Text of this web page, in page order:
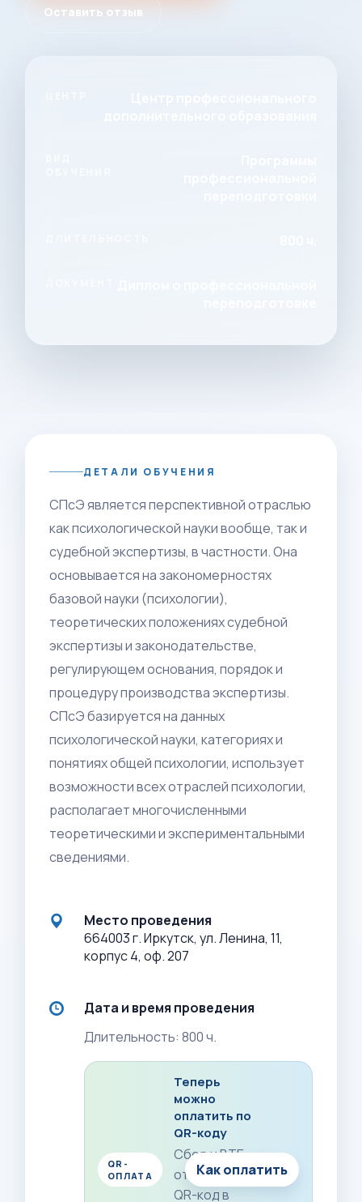
Оставить отзыв
ДЕТАЛИ ОБУЧЕНИЯ
СПсЭ является перспективной отраслью
как психологической науки вообще, так и
судебной экспертизы, в частности. Она
основывается на закономерностях
базовой науки (психологии),
теоретических положениях судебной
экспертизы и законодательстве,
регулирующем основания, порядок и
процедуру производства экспертизы.
СПсЭ базируется на данных
психологической науки, категориях и
понятиях общей психологии, использует
возможности всех отраслей психологии,
располагает многочисленными
теоретическими и экспериментальными
сведениями.
Место проведения
664003 г. Иркутск, ул. Ленина, 11,
корпус 4, оф. 207
Дата и время проведения
Длительность: 800 ч.
QR-
ОПЛАТА
Теперь
можно
оплатить по
QR-коду
Сбер и ВТБ:
отсканируйте
QR-код в
Как оплатить